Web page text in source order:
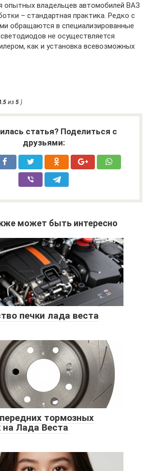
опытных владельцев автомобилей ВАЗ
– стандартная практика. Редко с
обращаются в специализированные
не осуществляется
как и установка всевозможных
из 5 )
статья? Поделиться с
друзьями:
может быть интересно
печки лада веста
тормозных
на Лада Веста